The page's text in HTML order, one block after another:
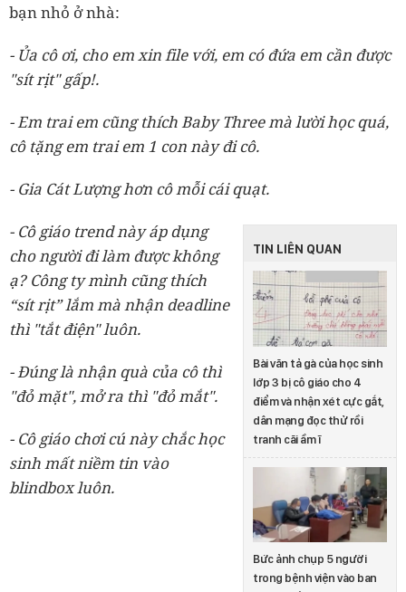
bạn nhỏ ở nhà:
- Ủa cô ơi, cho em xin file với, em có đứa em cần được
"sít rịt" gấp!.
- Em trai em cũng thích Baby Three mà lười học quá,
cô tặng em trai em 1 con này đi cô.
- Gia Cát Lượng hơn cô mỗi cái quạt.
TIN LIÊN QUAN
Bài văn tả gà của học sinh
lớp 3 bị cô giáo cho 4
điểm và nhận xét cực gắt,
dân mạng đọc thử rồi
tranh cãi ầm ĩ
Bức ảnh chụp 5 người
trong bệnh viện vào ban
- Cô giáo trend này áp dụng
cho người đi làm được không
ạ? Công ty mình cũng thích
“sít rịt” lắm mà nhận deadline
thì "tắt điện" luôn.
- Đúng là nhận quà của cô thì
"đỏ mặt", mở ra thì "đỏ mắt".
- Cô giáo chơi cú này chắc học
sinh mất niềm tin vào
blindbox luôn.